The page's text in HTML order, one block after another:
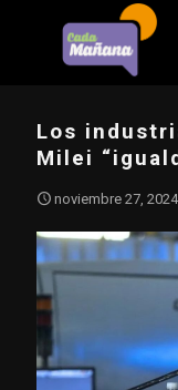
Los
Milei
noviembre 27, 2024